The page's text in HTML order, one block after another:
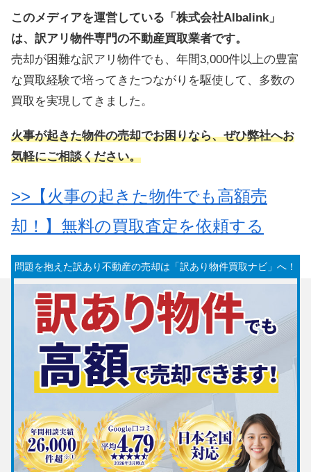
このメディアを運営している「株式会社Albalink」
は、訳アリ物件専門の不動産買取業者です。
売却が困難な訳アリ物件でも、年間3,000件以上の豊富
な買取経験で培ってきたつながりを駆使して、多数の
買取を実現してきました。
火事が起きた物件の売却でお困りなら、ぜひ弊社へお
気軽にご相談ください。
>>【火事の起きた物件でも高額売
却！】無料の買取査定を依頼する
問題を抱えた訳あり不動産の売却は「訳あり物件買取ナビ」へ！